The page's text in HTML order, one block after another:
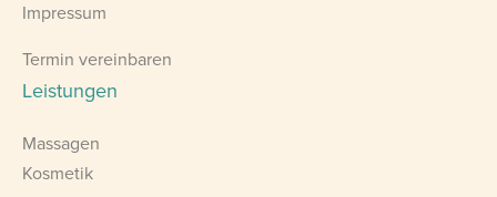
Impressum
Termin vereinbaren
Leistungen
Massagen
Kosmetik